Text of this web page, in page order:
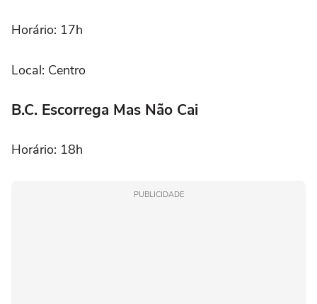
Horário: 17h
Local: Centro
B.C. Escorrega Mas Não Cai
Horário: 18h
PUBLICIDADE